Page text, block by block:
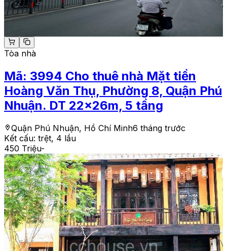
Tòa nhà
Mã: 3994 Cho thuê nhà Mặt tiền
Hoàng Văn Thụ, Phường 8, Quận Phú
Nhuận. DT 22x26m, 5 tầng
Quận Phú Nhuận, Hồ Chí Minh6 tháng trước
Kết cấu: trệt, 4 lầu
450 Triệu-